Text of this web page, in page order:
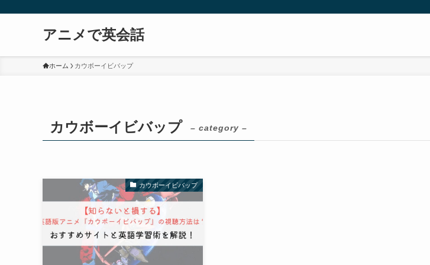
アニメで英会話
ホーム カウボーイビバップ
カウボーイビバップ – category –
カウボーイビバップ